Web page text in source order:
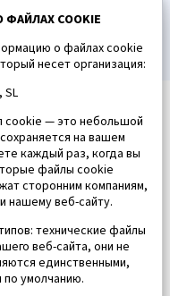
COOKIE
о файлах cookie
несет организация:
SL
cookie — это небольшой
на вашем
каждый раз, когда вы
файлы cookie
сторонним компаниям,
нашему веб-сайту.
технические файлы
веб-сайта, они не
единственными,
умолчанию.